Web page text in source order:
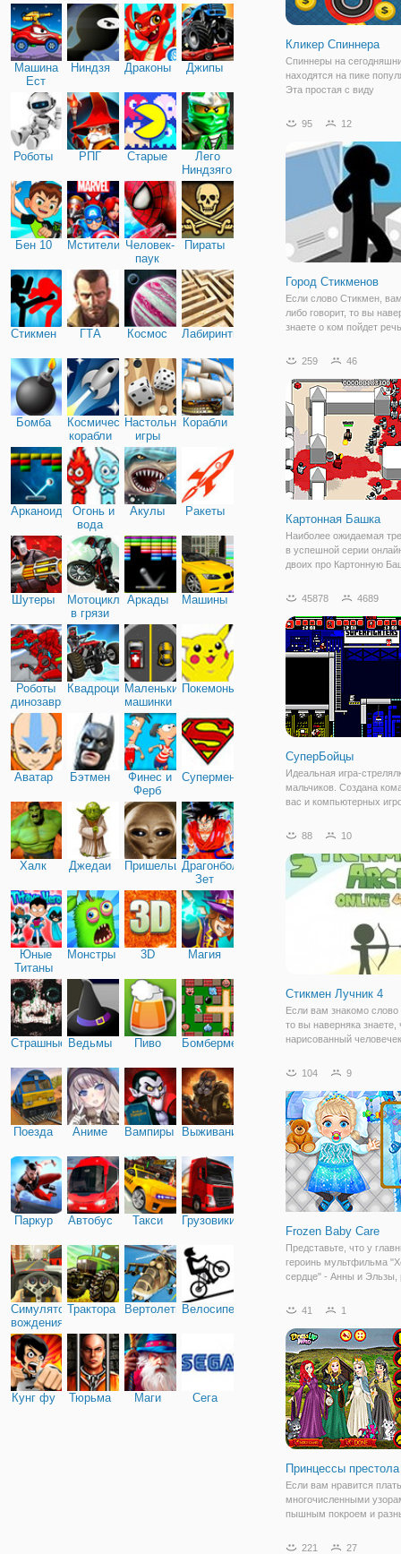
Машина
Ест
Машину
Ниндзя Драконы Джипы
Роботы РПГ Старые
Лего
Ниндзяго
Бен 10 Мстители Человек-
паук
Пираты
Стикмен ГТА Космос Лабиринты
Бомба
Космические
корабли
Настольные
игры
Корабли
Арканоид
Огонь и
вода
Акулы Ракеты
Шутеры
Мотоциклы
в грязи
Аркады Машины
Роботы
динозавры
КвадроциклыМаленькие
машинки
Покемоны
Аватар Бэтмен
Финес и
Ферб
Супермен
Халк Джедаи ПришельцыДрагонболл
Зет
Юные
Титаны
Монстры 3D Магия
Страшные Ведьмы Пиво Бомбермен
Поезда Аниме Вампиры Выживание
Паркур Автобус Такси Грузовики
Симулятор
вождения
Трактора ВертолетыВелосипед
Кунг фу Тюрьма Маги Сега
Кликер Спиннера
Спиннеры на
находятся на пике
Эта простая с виду
вызывает любопытство
Психологи утверждают,
игрушка помогает от
95 12
Город Стикменов
Если слово Стикмен,
либо говорит, то вы
знаете о ком пойдет
человечки в виде палок,
приключения. Но мы до
думали о том, что у
259 46
Картонная Башка
Наиболее ожидаемая
в успешной серии
двоих про Картонную
для мальчиков с кучей
так же можно играть
режиме
45878 4689
СуперБойцы
Идеальная игра-
мальчиков. Создана
вас и компьютерных
попытаться взорвать
этой игре 1 жизнь за
действительно очень
88 10
Стикмен Лучник 4
Если вам знакомо
то вы наверняка знаете,
нарисованный
достаточно ловки и
луком и стрелами. В
104 9
Frozen Baby Care
Представьте, что у
героинь мультфильма
сердце" - Анны и Эльзы,
недоеданий и
Помогите молодым
справиться с
41 1
Принцессы престола
Если вам нравится
многочисленными
пышным покроем и
престола" вам наверняка
221 27